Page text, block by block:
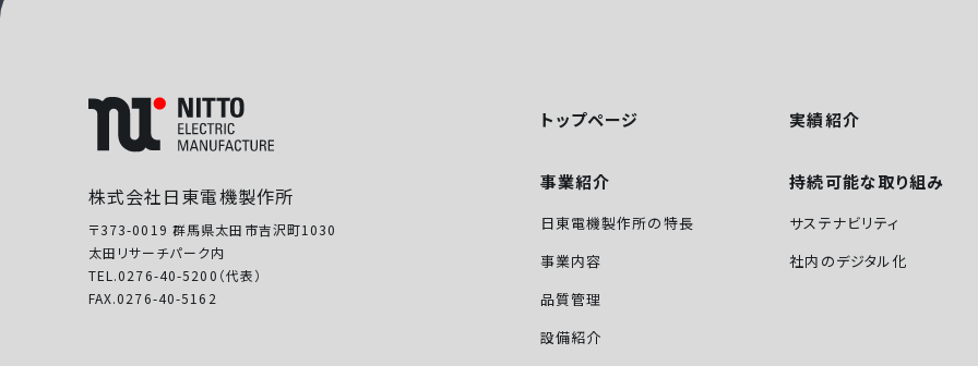
株式会社日東電機製作所
〒373-0019 群馬県太田市吉沢町1030
太田リサーチパーク内
TEL.0276-40-5200（代表）
FAX.0276-40-5162
トップページ
事業紹介
日東電機製作所の特長
事業内容
品質管理
設備紹介
実績紹介
持続可能な取り組み
サステナビリティ
社内のデジタル化